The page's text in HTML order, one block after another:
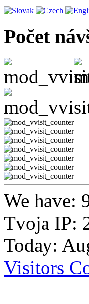
Počet
We have:
Tvoja IP:
Today:
Visitors